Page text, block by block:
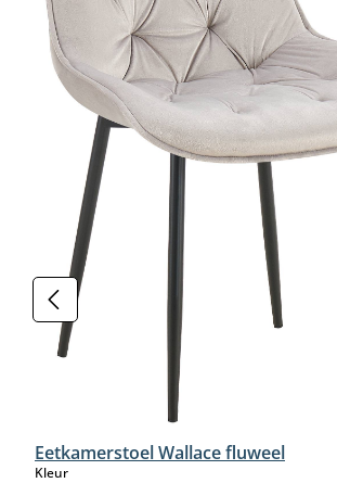
Eetkamerstoel Wallace fluweel
Kleurselect